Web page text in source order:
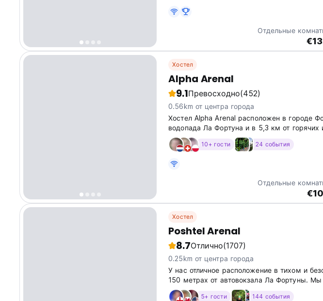
Отдельные
Хостел
Alpha Arenal
9.1Превосходно(452)
0.56km от центра города
Хостел Alpha Arenal расположен в городе
водопада Ла Фортуна и в 5,3 км от горячих
услугам гостей номера с общим лаунджем,
частная парковка для гостей, приезжающих
10+ гости 24 события
Отдельные
Хостел
Poshtel Arenal
8.7Отлично(1707)
0.25km от центра города
У нас отличное расположение в тихом и
150 метрах от автовокзала Ла Фортуны. Мы
5+ гости 144 события